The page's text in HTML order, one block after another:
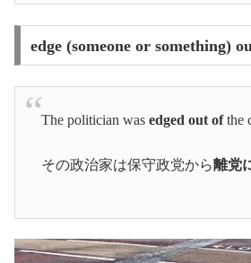
edge (someone or something)
The politician was edged out ofthe
その政治家は保守政党から離党